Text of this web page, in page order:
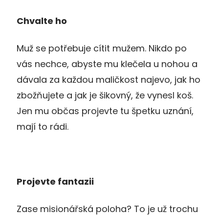
Chvalte ho
Muž se potřebuje cítit mužem. Nikdo po
vás nechce, abyste mu klečela u nohou a
dávala za každou maličkost najevo, jak ho
zbožňujete a jak je šikovný, že vynesl koš.
Jen mu občas projevte tu špetku uznání,
mají to rádi.
Projevte fantazii
Zase misionářská poloha? To je už trochu